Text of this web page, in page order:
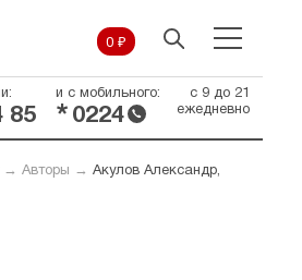
0 ₽
85
и с мобильного:
* 0224
с 9 до 21
ежедневно
Авторы → Акулов Александр,